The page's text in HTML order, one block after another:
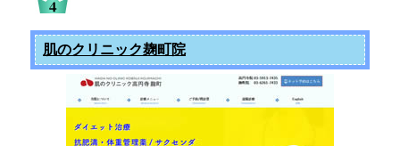
肌のクリニック麹町院